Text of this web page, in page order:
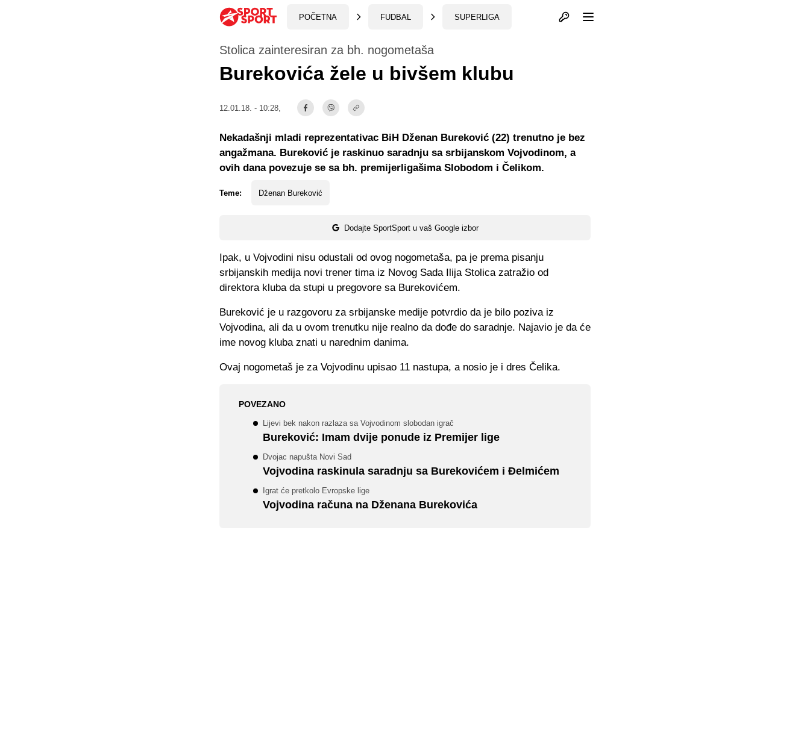
POČETNA FUDBAL SUPERLIGA Otvori profil
Stolica zainteresiran za bh. nogometaša
Burekovića žele u bivšem klubu
12.01.18. - 10:28,
Teme: Dženan Bureković
Dodajte SportSport u vaš Google izbor
Nekadašnji mladi reprezentativac BiH Dženan Bureković (22) trenutno je bez
angažmana. Bureković je raskinuo saradnju sa srbijanskom Vojvodinom, a
ovih dana povezuje se sa bh. premijerligašima Slobodom i Čelikom.
Ipak, u Vojvodini nisu odustali od ovog nogometaša, pa je prema pisanju
srbijanskih medija novi trener tima iz Novog Sada Ilija Stolica zatražio od
direktora kluba da stupi u pregovore sa Burekovićem.
Bureković je u razgovoru za srbijanske medije potvrdio da je bilo poziva iz
Vojvodina, ali da u ovom trenutku nije realno da dođe do saradnje. Najavio je da će
ime novog kluba znati u narednim danima.
Ovaj nogometaš je za Vojvodinu upisao 11 nastupa, a nosio je i dres Čelika.
POVEZANO
Lijevi bek nakon razlaza sa Vojvodinom slobodan igrač
Bureković: Imam dvije ponude iz Premijer lige
Dvojac napušta Novi Sad
Vojvodina raskinula saradnju sa Burekovićem i Đelmićem
Igrat će pretkolo Evropske lige
Vojvodina računa na Dženana Burekovića